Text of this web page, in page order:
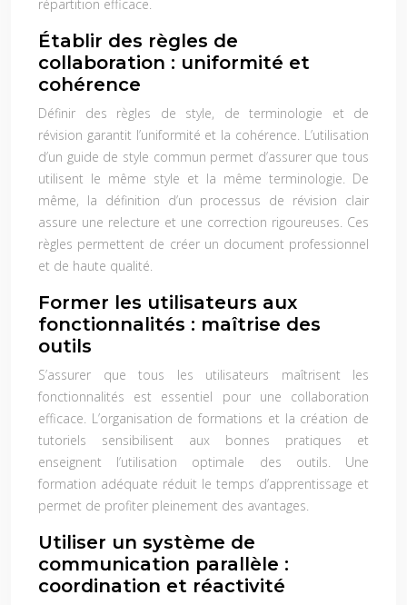
répartition efficace.
Établir des règles de
collaboration : uniformité et
cohérence
Définir des règles de style, de terminologie et de
révision garantit l’uniformité et la cohérence. L’utilisation
d’un guide de style commun permet d’assurer que tous
utilisent le même style et la même terminologie. De
même, la définition d’un processus de révision clair
assure une relecture et une correction rigoureuses. Ces
règles permettent de créer un document professionnel
et de haute qualité.
Former les utilisateurs aux
fonctionnalités : maîtrise des
outils
S’assurer que tous les utilisateurs maîtrisent les
fonctionnalités est essentiel pour une collaboration
efficace. L’organisation de formations et la création de
tutoriels sensibilisent aux bonnes pratiques et
enseignent l’utilisation optimale des outils. Une
formation adéquate réduit le temps d’apprentissage et
permet de profiter pleinement des avantages.
Utiliser un système de
communication parallèle :
coordination et réactivité